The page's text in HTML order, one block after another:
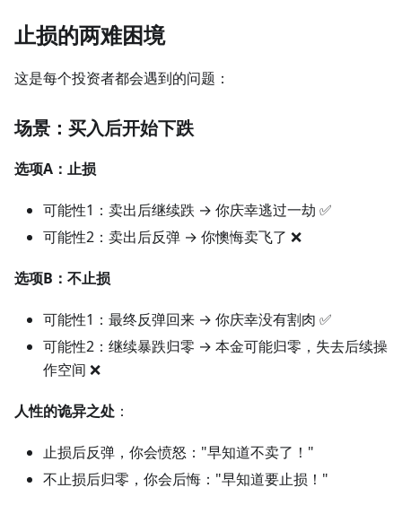
止损的两难困境
这是每个投资者都会遇到的问题：
场景：买入后开始下跌
选项A：止损
可能性1：卖出后继续跌 → 你庆幸逃过一劫 ✅
可能性2：卖出后反弹 → 你懊悔卖飞了 ❌
选项B：不止损
可能性1：最终反弹回来 → 你庆幸没有割肉 ✅
可能性2：继续暴跌归零 → 本金可能归零，失去后续操
作空间 ❌
人性的诡异之处 ：
止损后反弹，你会愤怒："早知道不卖了！"
不止损后归零，你会后悔："早知道要止损！"